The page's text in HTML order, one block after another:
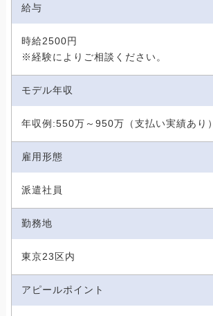
給与
時給2500円
※経験によりご相談ください。
モデル年収
年収例:550万～950万（支払い実績あり）
雇用形態
派遣社員
勤務地
東京23区内
アピールポイント